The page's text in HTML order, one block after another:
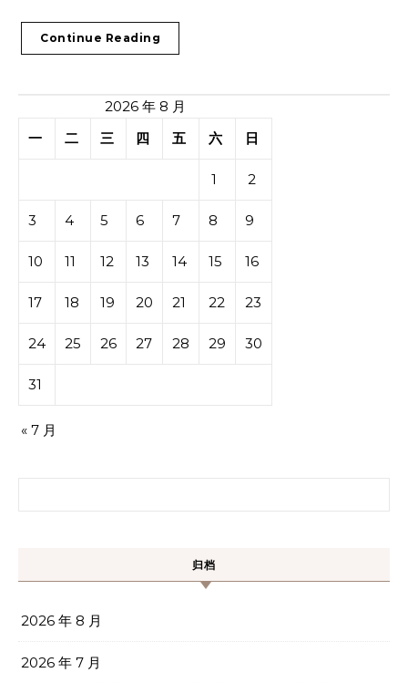
Continue Reading
2026 年 8 月
一
二 三 四 五 六 日
1 2
3 4 5 6 7 8 9
10 11 12 13 14 15 16
17 18 19 20 21 22 23
24 25 26 27 28 29 30
31
« 7 月
归档
2026 年 8 月
2026 年 7 月